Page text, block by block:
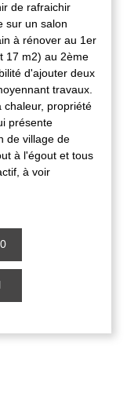
de rafraichir
sur un salon
à rénover au 1er
17 m2) au 2ème
d'ajouter deux
travaux.
chaleur, propriété
présente
de village de
à l'égout et tous
à voir